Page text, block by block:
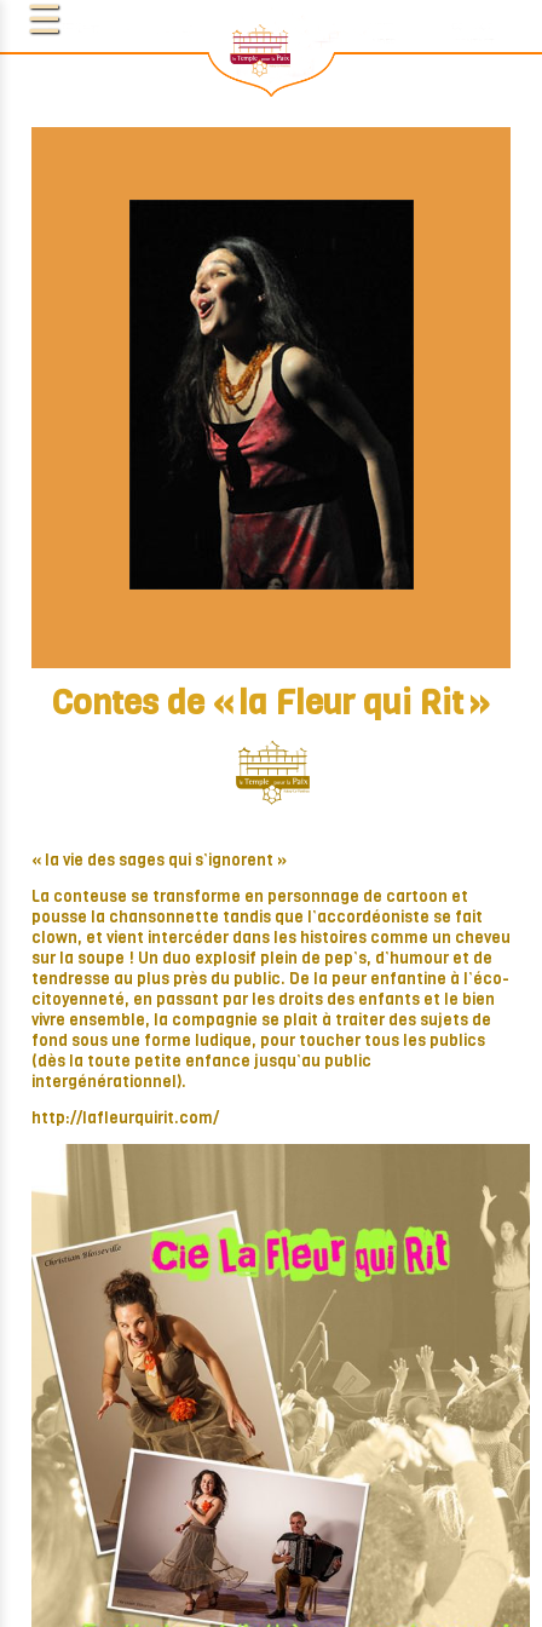
Contes de « la Fleur qui Rit »
« la vie des sages qui s’ignorent »
La conteuse se transforme en personnage de cartoon et
pousse la chansonnette tandis que l’accordéoniste se fait
clown, et vient intercéder dans les histoires comme un cheveu
sur la soupe ! Un duo explosif plein de pep’s, d’humour et de
tendresse au plus près du public. De la peur enfantine à l’éco-
citoyenneté, en passant par les droits des enfants et le bien
vivre ensemble, la compagnie se plait à traiter des sujets de
fond sous une forme ludique, pour toucher tous les publics
(dès la toute petite enfance jusqu’au public
intergénérationnel).
http://lafleurquirit.com/